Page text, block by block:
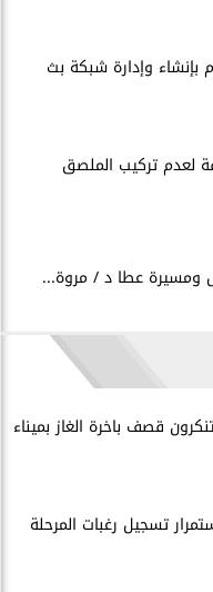
وإدارة شبكة بث
مخالفة لعدم تركيب الملصق
ومسيرة عطا د / مروة...
قصف باخرة الغاز بميناء
تسجيل رغبات المرحلة